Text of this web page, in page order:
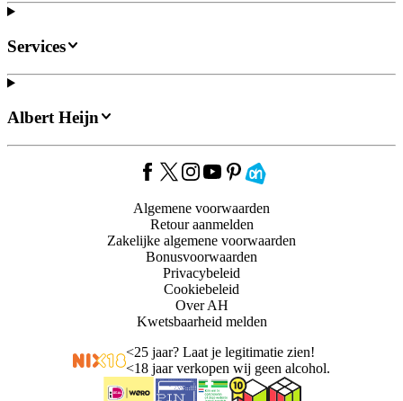
Services
Albert Heijn
Algemene voorwaarden
Retour aanmelden
Zakelijke algemene voorwaarden
Bonusvoorwaarden
Privacybeleid
Cookiebeleid
Over AH
Kwetsbaarheid melden
<25 jaar? Laat je legitimatie zien!
<18 jaar verkopen wij geen alcohol.